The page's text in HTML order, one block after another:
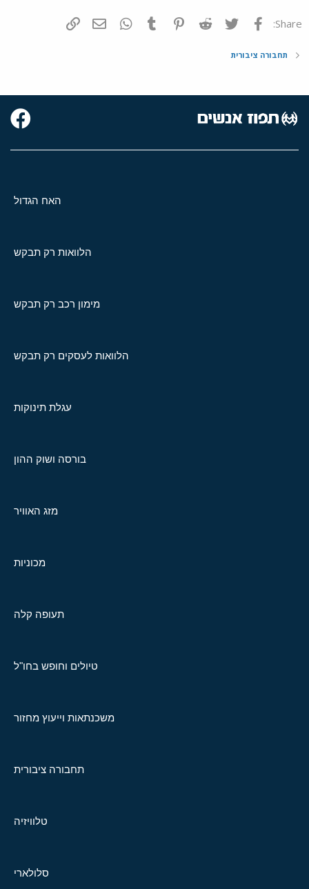
Share: פייסבוק Twitter
Reddit
Pinterest
Tumblr
WhatsAppדואר אלקטרוני
תחבורה ציבורית
האח הגדול
הלוואות רק תבקש
מימון רכב רק תבקש
הלוואות לעסקים רק תבקש
עגלת תינוקות
בורסה ושוק ההון
מזג האוויר
מכוניות
תעופה קלה
טיולים וחופש בחו"ל
משכנתאות וייעוץ מחזור
תחבורה ציבורית
טלוויזיה
סלולארי